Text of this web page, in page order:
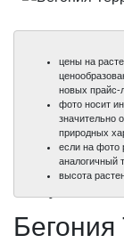
100%
100%
цены на
новых прайс-
фото носит
значительно
природных
если на фото
аналогичный
высота
Бегония